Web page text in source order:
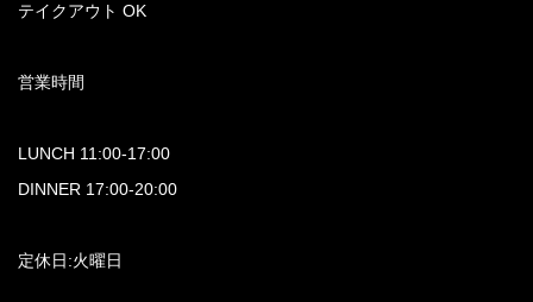
テイクアウト OK
営業時間
LUNCH 11:00-17:00
DINNER 17:00-20:00
定休日:火曜日